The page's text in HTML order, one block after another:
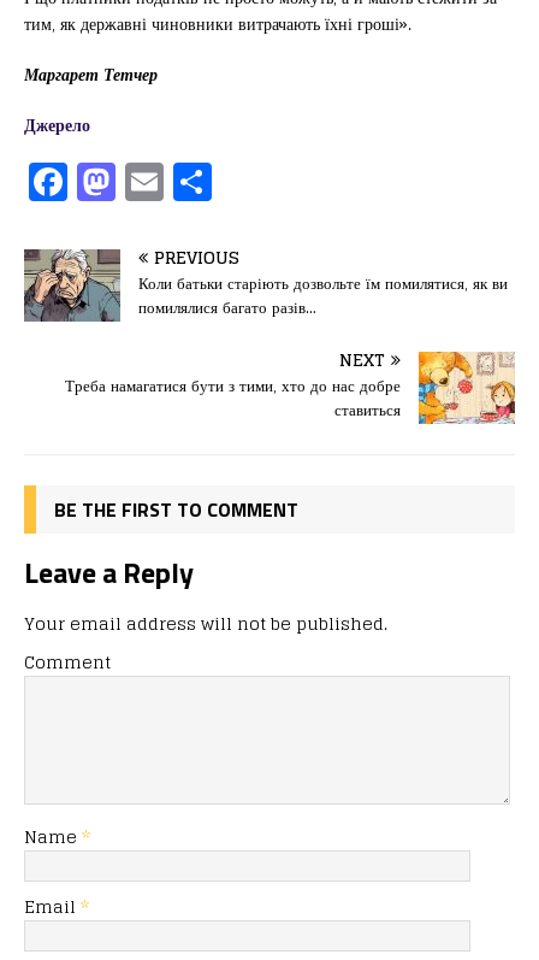
тим, як державні чиновники витрачають їхні гроші».
Маргарет Тетчер
Джерело
F
a
c
e
b
o
o
M
a
st
o
d
o
n
E
m
ai
l
іл
и
т
ис
я
PREVIOUS
Коли батьки старіють дозвольте їм помилятися, як ви
помилялися багато разів…
NEXT
Треба намагатися бути з тими, хто до нас добре
ставиться
BE THE FIRST TO COMMENT
Leave a Reply
Your email address will not be published.
Comment
Name *
Email *